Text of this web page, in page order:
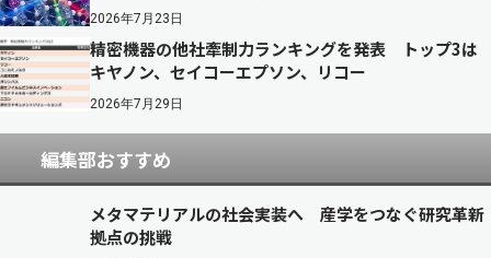
2026年7月23日
精密機器の他社牽制力ランキングを発表 トップ3は
キヤノン、セイコーエプソン、リコー
2026年7月29日
編集部おすすめ
メタマテリアルの社会実装へ 産学をつなぐ研究革新
拠点の挑戦